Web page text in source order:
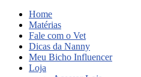
Home
Matérias
Fale com o Vet
Dicas da Nanny
Meu Bicho Influencer
Loja